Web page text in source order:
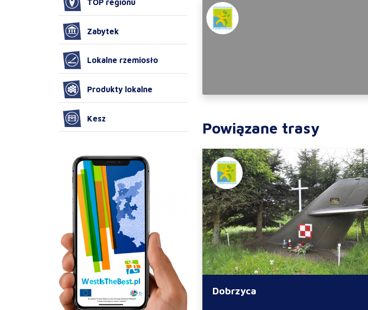
Powiązane trasy
Dobrzyca
TOP regionu
Zabytek
Lokalne rzemiosło
Produkty lokalne
Kesz